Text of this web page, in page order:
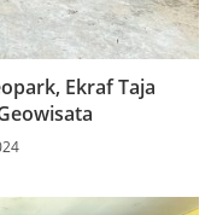
Ekraf Taja